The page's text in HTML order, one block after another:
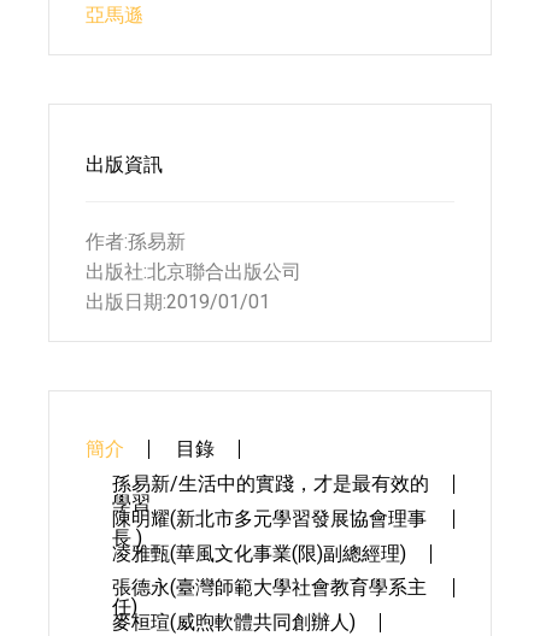
亞馬遜
出版資訊
作者:孫易新
出版社:北京聯合出版公司
出版日期:2019/01/01
簡介
目錄
孫易新/生活中的實踐，才是最有效的
學習
陳明耀(新北市多元學習發展協會理事
長 )
凌雅甄(華風文化事業(限)副總經理)
張德永(臺灣師範大學社會教育學系主
任)
麥桓瑄(威煦軟體共同創辦人)